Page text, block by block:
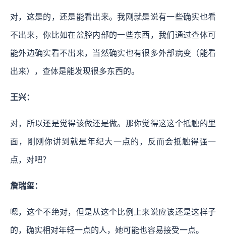
对，这是的，还是能看出来。我刚就是说有一些确实也看
不出来，你比如在盆腔内部的一些东西，我们通过查体可
能外边确实看不出来，当然确实也有很多外部病变（能看
出来），查体是能发现很多东西的。
王兴：
对，所以还是觉得该做还是做。那你觉得这这个抵触的里
面，刚刚你讲到就是年纪大一点的，反而会抵触得强一
点，对吧？
詹瑞玺：
嗯，这个不绝对，但是从这个比例上来说应该还是这样子
的，确实相对年轻一点的人，她可能也容易接受一点。